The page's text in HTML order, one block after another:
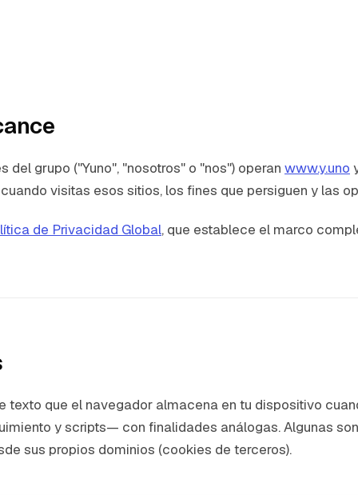
del grupo ("Yuno", "nosotros" o "nos") operan www.y.uno
visitas esos sitios, los fines que persiguen y las
de Privacidad Global, que establece el marco
texto que el navegador almacena en tu dispositivo
y scripts— con finalidades análogas. Algunas
sus propios dominios (cookies de terceros).